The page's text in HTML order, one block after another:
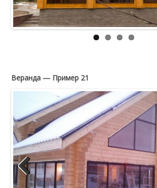
Веранда — Пример 21
Previous